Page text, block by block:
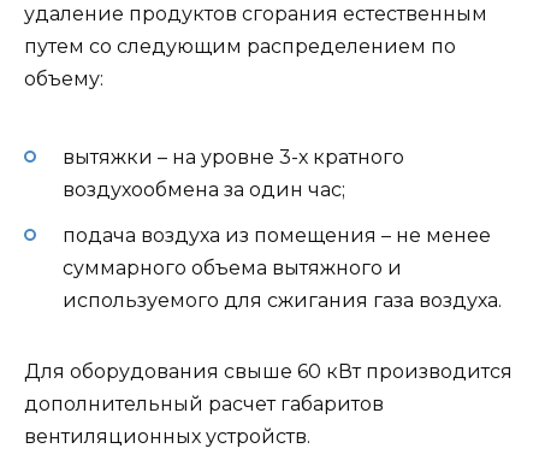
удаление продуктов сгорания естественным
путем со следующим распределением по
объему:
вытяжки – на уровне 3-х кратного
воздухообмена за один час;
подача воздуха из помещения – не менее
суммарного объема вытяжного и
используемого для сжигания газа воздуха.
Для оборудования свыше 60 кВт производится
дополнительный расчет габаритов
вентиляционных устройств.